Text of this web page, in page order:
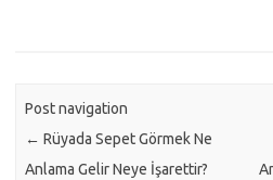
Post navigation
← Rüyada Sepet Görmek Ne
Anlama Gelir Neye İşarettir?